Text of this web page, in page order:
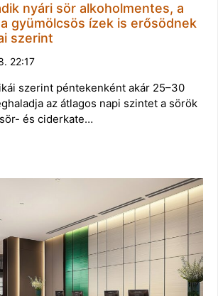
nyári sör alkoholmentes, a
gyümölcsös ízek is erősödnek
szerint
22:17
szerint péntekenként akár 25–30
az átlagos napi szintet a sörök
és ciderkate…